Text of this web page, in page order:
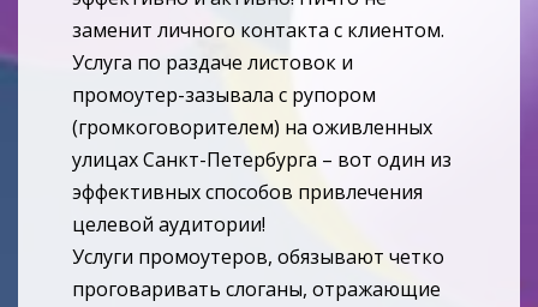
заменит личного контакта с клиентом.
Услуга по раздаче листовок и
промоутер-зазывала с рупором
(громкоговорителем) на оживленных
улицах Санкт-Петербурга – вот один из
эффективных способов привлечения
целевой аудитории!
Услуги промоутеров, обязывают четко
проговаривать слоганы, отражающие